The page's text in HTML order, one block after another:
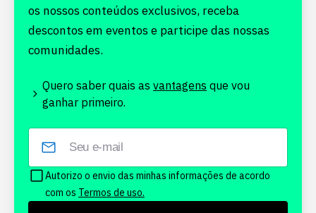
os nossos conteúdos exclusivos, receba
descontos em eventos e participe das nossas
comunidades.
Quero saber quais as vantagens que vou
ganhar primeiro.
Autorizo o envio das minhas informações de acordo
com os Termos de uso.